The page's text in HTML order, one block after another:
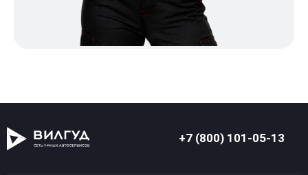
+7 (800) 101-05-13